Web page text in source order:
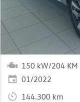
150 kW/204 KM
01/2022
144.300 km